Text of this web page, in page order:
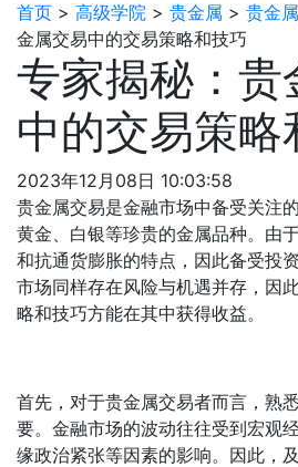
首页 > 高级学院 > 贵金属 > 贵金
金属交易中的交易策略和技巧
专家揭秘：贵
中的交易策略
2023年12月08日 10:03:58
贵金属交易是金融市场中备受关注
黄金、白银等珍贵的金属品种。由
和抗通货膨胀的特点，因此备受投
市场同样存在风险与机遇并存，因
略和技巧方能在其中获得收益。
首先，对于贵金属交易者而言，熟
要。金融市场的波动往往受到宏观
缘政治紧张等因素的影响。因此，